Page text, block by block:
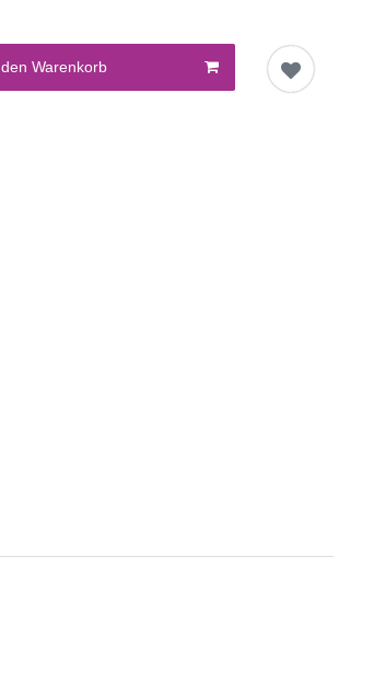
Warenkorb